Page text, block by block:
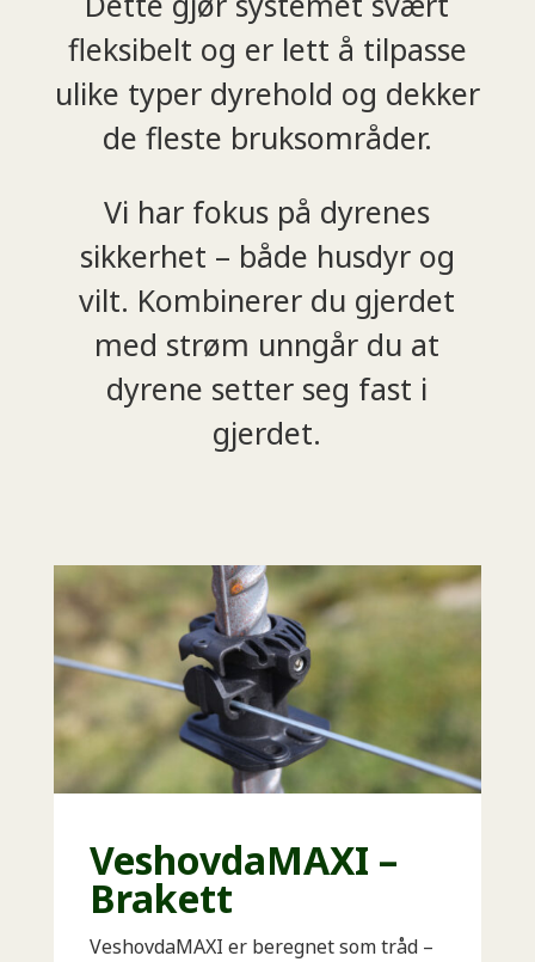
fleksibelt og er lett å tilpasse
ulike typer dyrehold og dekker
de fleste bruksområder.
Vi har fokus på dyrenes
sikkerhet – både husdyr og
vilt. Kombinerer du gjerdet
med strøm unngår du at
dyrene setter seg fast i
gjerdet.
VeshovdaMAXI –
Brakett
VeshovdaMAXI er beregnet som tråd –